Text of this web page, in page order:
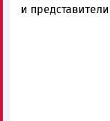
и